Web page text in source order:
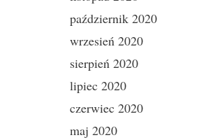
październik 2020
wrzesień 2020
sierpień 2020
lipiec 2020
czerwiec 2020
maj 2020